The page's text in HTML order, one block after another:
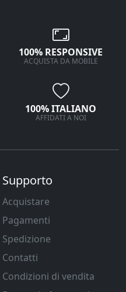
100% RESPONSIVE
ACQUISTA DA MOBILE
100% ITALIANO
AFFIDATI A NOI
Supporto
Acquistare
Pagamenti
Spedizione
Contatti
Condizioni di vendita